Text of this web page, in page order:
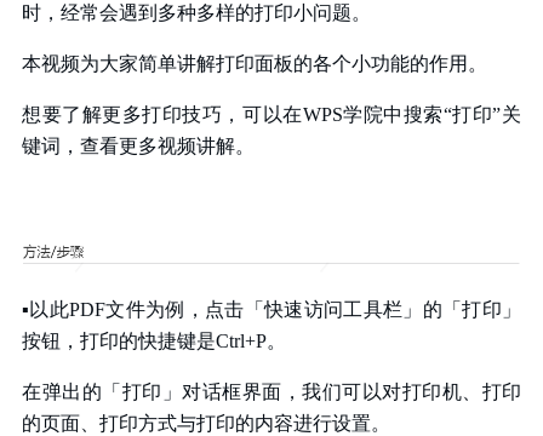
时， 经常会遇到多种多样的打印小问题。
本视频为大家简单讲解打印面板的各个小功能的作用。
想要了解更多打印技巧，可以在WPS学院中搜索“打印”关
键词， 查看更多视频讲解。
▪ 以此PDF文件为例，点击「快速访问工具栏」的「打印」
按钮，打印的快捷键是Ctrl+P。
在弹出的「打印」对话框界面，我们可以对打印机、打印
的页面、打印方式与打印的内容进行设置。